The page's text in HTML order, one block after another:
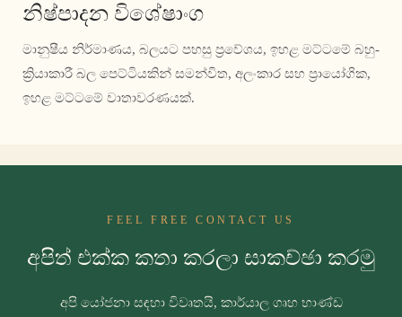
නිෂ්පාදන විශේෂාංග
මානුෂීය නිර්මාණය, බලයට පහසු ප්‍රවේශය, ඉහළ මට්ටමේ බහු-
ක්‍රියාකාරී බල පෙට්ටියකින් සමන්විත, අලංකාර සහ ප්‍රායෝගික,
ඉහළ මට්ටමේ වාතාවරණයක්.
FEEL FREE CONTACT US
අපිත් එක්ක කතා කරලා සාකච්ඡා කරමු
අපි යෝජනා සඳහා විවෘතයි, කාර්යාල ගෘහ භාණ්ඩ